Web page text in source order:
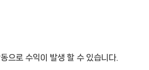
으로 수익이 발생 할 수 있습니다.